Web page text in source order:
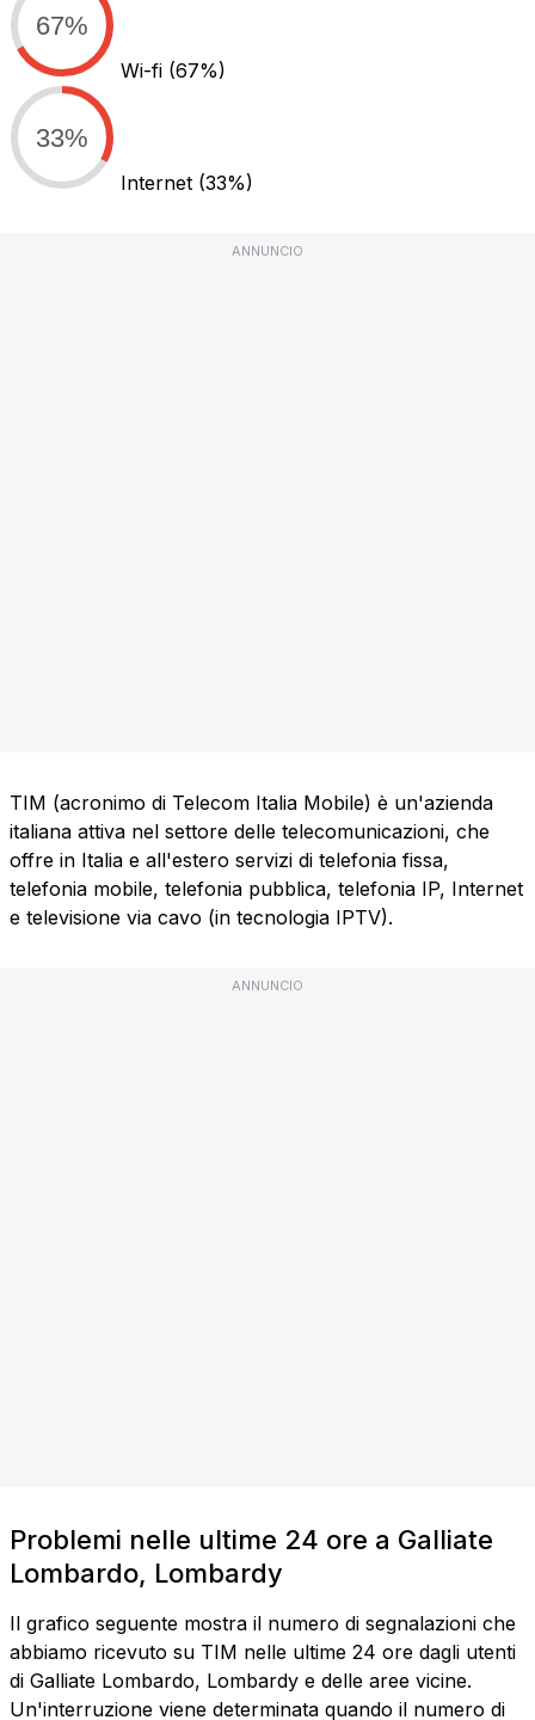
67%
Wi-fi (67%)
33%
Internet (33%)
ANNUNCIO
TIM (acronimo di Telecom Italia Mobile) è un'azienda
italiana attiva nel settore delle telecomunicazioni, che
offre in Italia e all'estero servizi di telefonia fissa,
telefonia mobile, telefonia pubblica, telefonia IP, Internet
e televisione via cavo (in tecnologia IPTV).
ANNUNCIO
Problemi nelle ultime 24 ore a Galliate
Lombardo, Lombardy
Il grafico seguente mostra il numero di segnalazioni che
abbiamo ricevuto su TIM nelle ultime 24 ore dagli utenti
di Galliate Lombardo, Lombardy e delle aree vicine.
Un'interruzione viene determinata quando il numero di